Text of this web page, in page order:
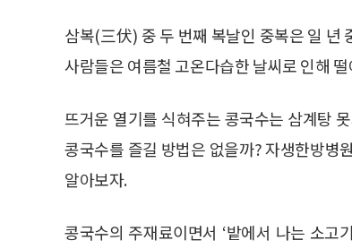
삼복(三伏) 중 두 번째 복날인 중복은 일 년
사람들은 여름철 고온다습한 날씨로 인해
뜨거운 열기를 식혀주는 콩국수는 삼계탕
콩국수를 즐길 방법은 없을까? 자생한방병
알아보자.
콩국수의 주재료이면서 ‘밭에서 나는 소고